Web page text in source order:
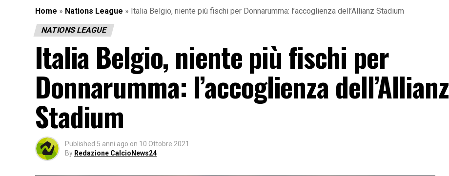
Home » Nations League » Italia Belgio, niente più fischi per Donnarumma: l’accoglienza dell’Allianz Stadium
NATIONS LEAGUE
Italia Belgio, niente più fischi per
Donnarumma: l’accoglienza dell’Allianz
Stadium
Published 5 anni ago on 10 Ottobre 2021
By Redazione CalcioNews24